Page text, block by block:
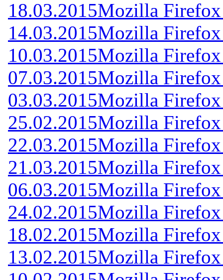
18.03.2015Mozilla
14.03.2015Mozilla
10.03.2015Mozilla
07.03.2015Mozilla
03.03.2015Mozilla
25.02.2015Mozilla
22.03.2015Mozilla
21.03.2015Mozilla
06.03.2015Mozilla
24.02.2015Mozilla
18.02.2015Mozilla
13.02.2015Mozilla